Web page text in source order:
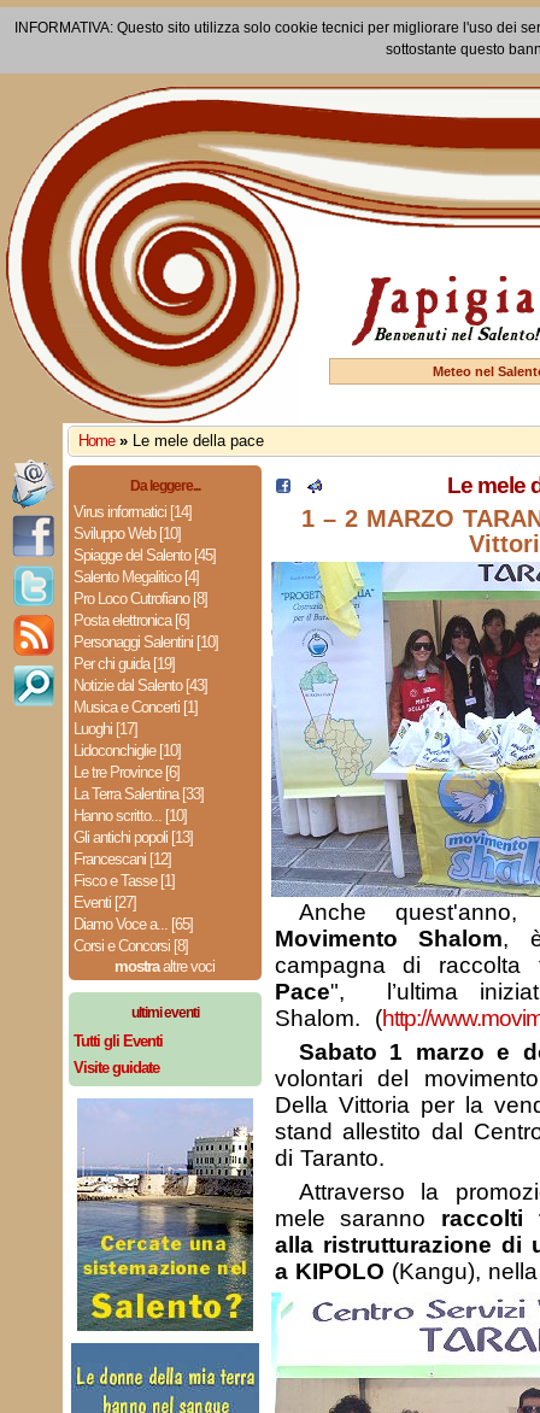
INFORMATIVA: Questo sito utilizza solo cookie tecnici per migliorare l'uso dei
sottostante questo
Meteo nel
Home » Le mele della pace
Da leggere...
Virus informatici [14]
Sviluppo Web [10]
Spiagge del Salento [45]
Salento Megalitico [4]
Pro Loco Cutrofiano [8]
Posta elettronica [6]
Personaggi Salentini [10]
Per chi guida [19]
Notizie dal Salento [43]
Musica e Concerti [1]
Luoghi [17]
Lidoconchiglie [10]
Le tre Province [6]
La Terra Salentina [33]
Hanno scritto... [10]
Gli antichi popoli [13]
Francescani [12]
Fisco e Tasse [1]
Eventi [27]
Diamo Voce a... [65]
Corsi e Concorsi [8]
mostraaltre voci
ultimi eventi
Tutti gli Eventi
Visite guidate
Le mele
1 – 2 MARZO
Anche
Movimento Shalom,
campagna di raccolta
Pace", l’ultima
Shalom. (http://
Sabato 1 marzo e
volontari del
Della Vittoria per la
stand allestito dal
di Taranto.
Attraverso la
mele saranno raccolti
alla ristrutturazione di
a KIPOLO (Kangu),